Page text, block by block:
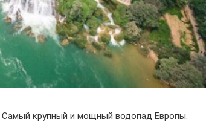
Самый крупный и мощный водопад Европы.